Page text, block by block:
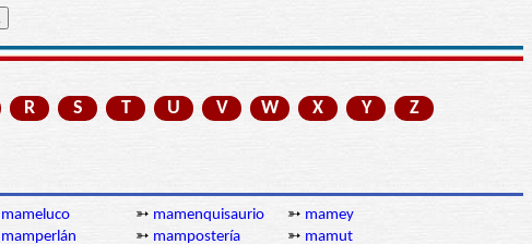
R S T U V W X Y Z
mameluco ➳ mamenquisaurio ➳ mamey
mamperlán ➳ mampostería ➳ mamut